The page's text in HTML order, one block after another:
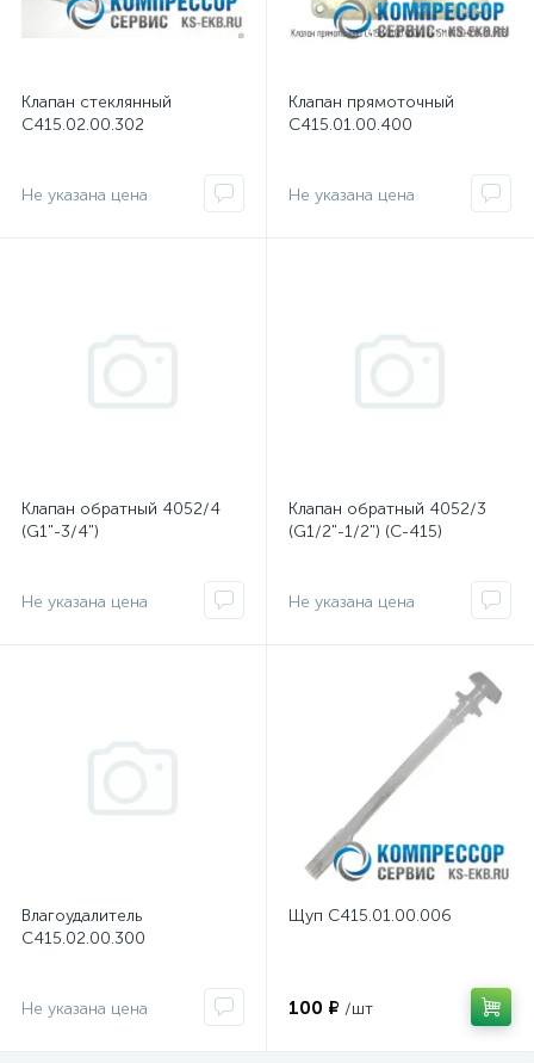
Клапан стеклянный
С415.02.00.302
Не указана цена
Клапан прямоточный
С415.01.00.400
Не указана цена
Клапан обратный 4052/4
(G1"-3/4")
Не указана цена
Клапан обратный 4052/3
(G1/2"-1/2") (С-415)
Не указана цена
Влагоудалитель
С415.02.00.300
Не указана цена
Щуп С415.01.00.006
100 ₽ /шт